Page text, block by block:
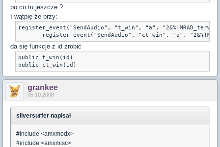
po co tu jeszcze ?
I wątpię że przy:
register_event("SendAudio", "t_win", "a",
register_event("SendAudio", "ct_win", "a",
da się funkcje z id zrobić
public t_win(id)
public ct_win(id)
grankee
05.10.2008
silversurfer napisał
#include <amxmodx>
#include <amxmisc>